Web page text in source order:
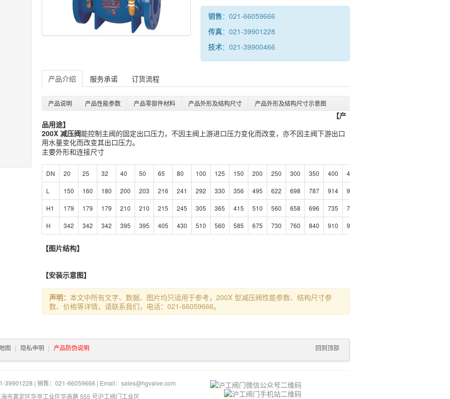
销售：021-66059666
传真：021-39901228
技术：021-39900466
产品介绍 服务承诺 订货流程
产品说明 产品性能参数 产品零部件材料 产品外形及结构尺寸 产品外形及结构尺寸示意图
【产
品用途】
200X 减压阀能控制主阀的固定出口压力，不因主阀上游进口压力变化而改变，亦不因主阀下游出口
用水量变化而改变其出口压力。
主要外形和连接尺寸
DN 20 25 32 40 50 65 80 100 125 150 200 250 300 350 400 450
L 150 160 180 200 203 216 241 292 330 356 495 622 698 787 914 978
H1 179 179 179 210 210 215 245 305 365 415 510 560 658 696 735 735
H 342 342 342 395 395 405 430 510 560 585 675 730 760 840 910 910
【图片结构】
【安装示意图】
声明： 本文中所有文字、数据、图片均只适用于参考，200X 型减压阀性能参数、结构尺寸参
数、价格等详情，请联系我们，电话：021-66059666。
图 | 隐私申明 | 产品防伪说明 回到顶部
| 销售：021-66059666 | Email： sales@hgvalve.com
市嘉定区华亭工业区华高路 555 号沪工阀门工业区